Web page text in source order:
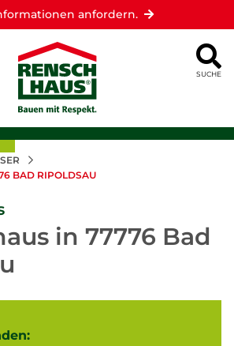
anfordern.
SUCHE
BAD RIPOLDSAU
in 77776 Bad